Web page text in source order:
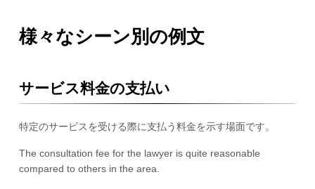
様々なシーン別の例文
サービス料金の支払い
特定のサービスを受ける際に支払う料金を示す場面です。
The consultation fee for the lawyer is quite reasonable
compared to others in the area.